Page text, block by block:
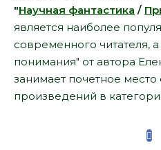
"Научная фантастика /
является наиболее
современного читателя,
понимания" от автора
занимает почетное
произведений в